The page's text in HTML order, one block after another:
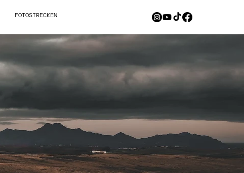
FOTOSTRECKEN